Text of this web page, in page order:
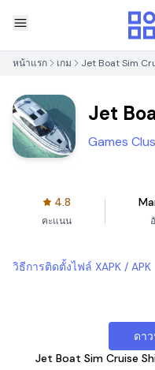
หน้าแรก เกม Jet Boat Sim
Jet
Drive
Games
4.8
คะแนน
วิธีการติดตั้งไฟล์ XAPK / APK
ดา
Jet Boat Sim Cruise